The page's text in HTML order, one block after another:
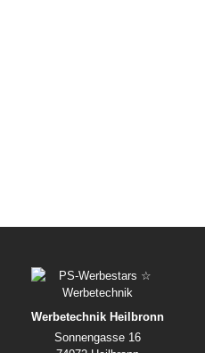
Werbetechnik Heilbronn
Sonnengasse 16